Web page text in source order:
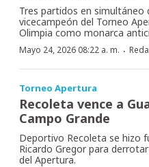
Tres partidos en simultáneo
vicecampeón del Torneo
Olimpia como monarca
Mayo 24, 2026 08:22 a. m. ·
Torneo Apertura
Recoleta vence a
Campo Grande
Deportivo Recoleta se hizo
Ricardo Gregor para
del Apertura.